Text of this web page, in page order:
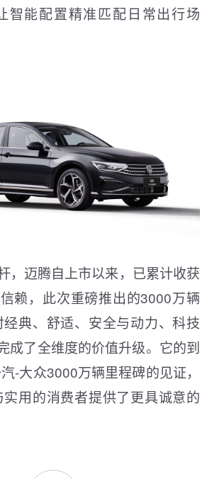
智能配置精准匹配日常出行场
，迈腾自上市以来，已累计收获
赖，此次重磅推出的3000万辆
典、舒适、安全与动力、科技
成了全维度的价值升级。它的到
-大众3000万辆里程碑的见证，
用的消费者提供了更具诚意的